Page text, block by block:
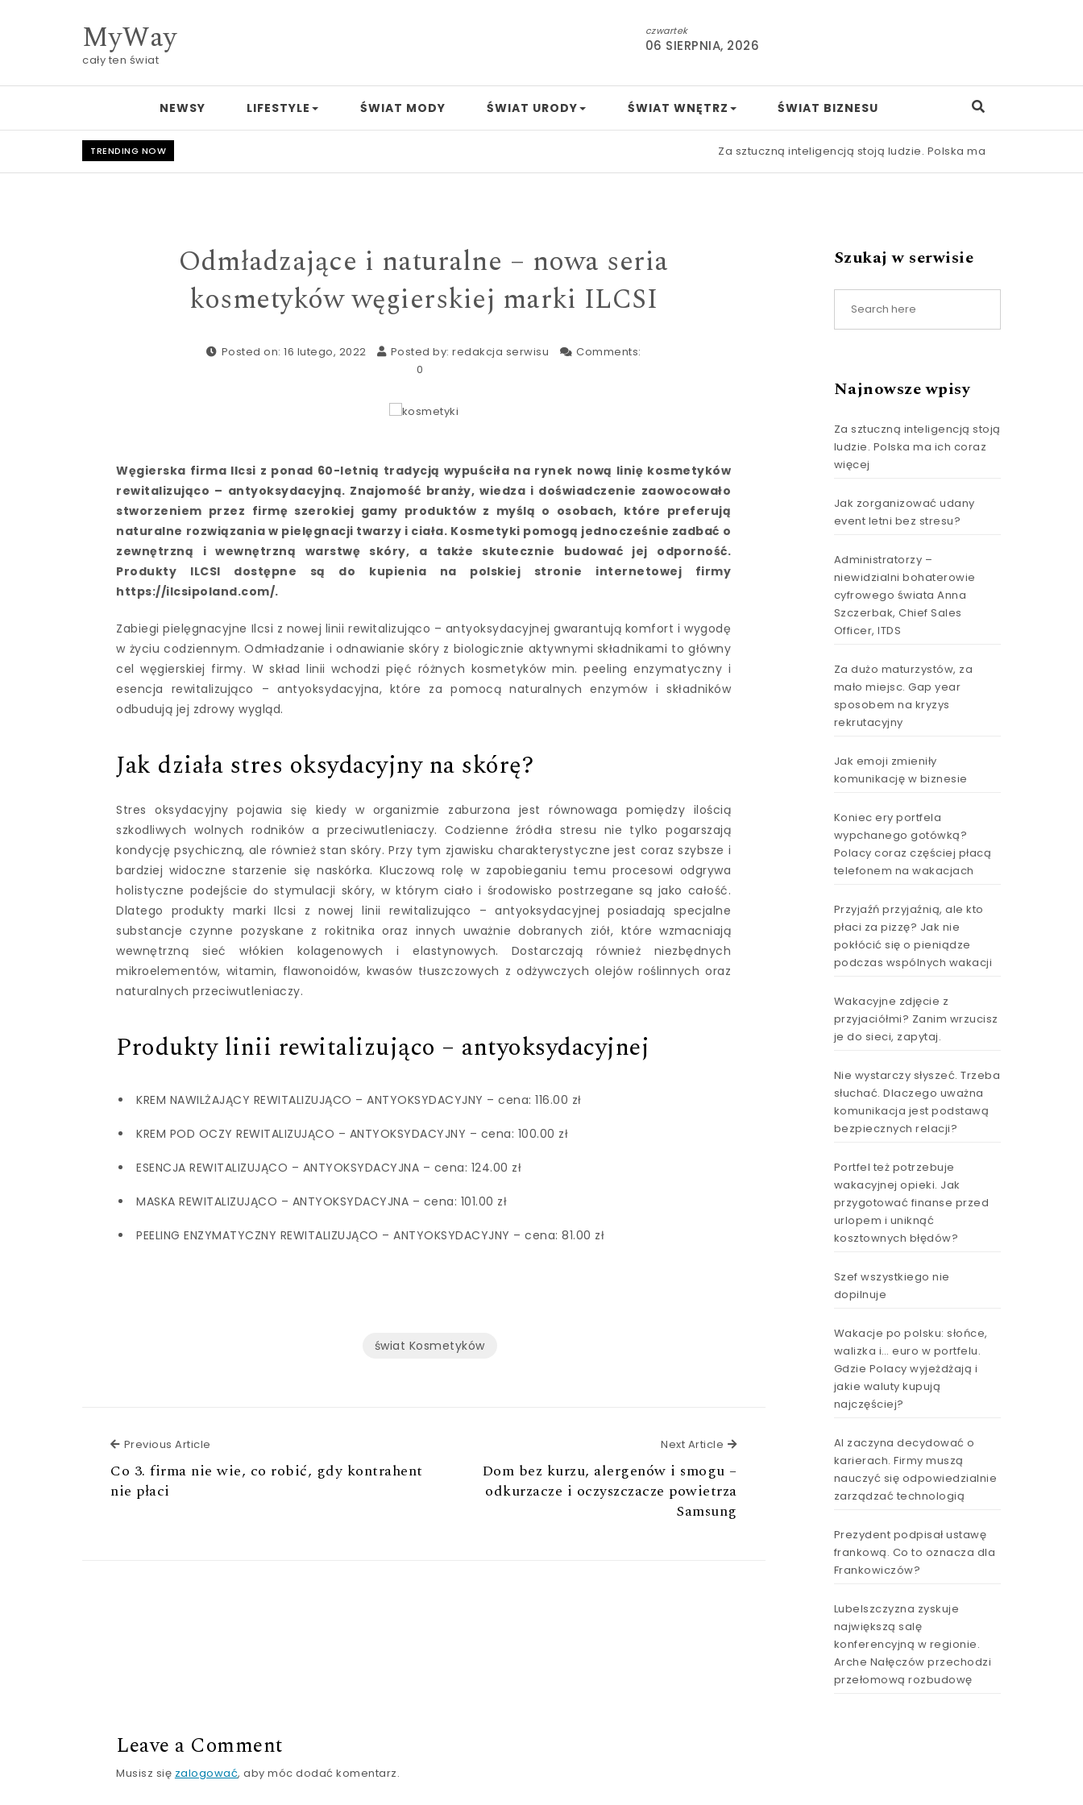
MyWay
cały ten świat
czwartek
06 SIERPNIA, 2026
NEWSY LIFESTYLE ŚWIAT MODY ŚWIAT URODY ŚWIAT WNĘTRZ ŚWIAT BIZNESU
TRENDING NOW Za sztuczną inteligencją stoją ludzie. Polska ma ich coraz więcej
Odmładzające i naturalne – nowa seria
kosmetyków węgierskiej marki ILCSI
Posted on: 16 lutego, 2022 Posted by: redakcja serwisu
Comments:
0
Węgierska firma Ilcsi z ponad 60-letnią tradycją wypuściła na rynek nową linię kosmetyków
rewitalizująco – antyoksydacyjną. Znajomość branży, wiedza i doświadczenie zaowocowało
stworzeniem przez firmę szerokiej gamy produktów z myślą o osobach, które preferują
naturalne rozwiązania w pielęgnacji twarzy i ciała. Kosmetyki pomogą jednocześnie zadbać o
zewnętrzną i wewnętrzną warstwę skóry, a także skutecznie budować jej odporność.
Produkty ILCSI dostępne są do kupienia na polskiej stronie internetowej firmy
https://ilcsipoland.com/.
Zabiegi pielęgnacyjne Ilcsi z nowej linii rewitalizująco – antyoksydacyjnej gwarantują komfort i wygodę
w życiu codziennym. Odmładzanie i odnawianie skóry z biologicznie aktywnymi składnikami to główny
cel węgierskiej firmy. W skład linii wchodzi pięć różnych kosmetyków min. peeling enzymatyczny i
esencja rewitalizująco – antyoksydacyjna, które za pomocą naturalnych enzymów i składników
odbudują jej zdrowy wygląd.
Jak działa stres oksydacyjny na skórę?
Stres oksydacyjny pojawia się kiedy w organizmie zaburzona jest równowaga pomiędzy ilością
szkodliwych wolnych rodników a przeciwutleniaczy. Codzienne źródła stresu nie tylko pogarszają
kondycję psychiczną, ale również stan skóry. Przy tym zjawisku charakterystyczne jest coraz szybsze i
bardziej widoczne starzenie się naskórka. Kluczową rolę w zapobieganiu temu procesowi odgrywa
holistyczne podejście do stymulacji skóry, w którym ciało i środowisko postrzegane są jako całość.
Dlatego produkty marki Ilcsi z nowej linii rewitalizująco – antyoksydacyjnej posiadają specjalne
substancje czynne pozyskane z rokitnika oraz innych uważnie dobranych ziół, które wzmacniają
wewnętrzną sieć włókien kolagenowych i elastynowych. Dostarczają również niezbędnych
mikroelementów, witamin, flawonoidów, kwasów tłuszczowych z odżywczych olejów roślinnych oraz
naturalnych przeciwutleniaczy.
Produkty linii rewitalizująco – antyoksydacyjnej
KREM NAWILŻAJĄCY REWITALIZUJĄCO – ANTYOKSYDACYJNY – cena: 116.00 zł
KREM POD OCZY REWITALIZUJĄCO – ANTYOKSYDACYJNY – cena: 100.00 zł
ESENCJA REWITALIZUJĄCO – ANTYOKSYDACYJNA – cena: 124.00 zł
MASKA REWITALIZUJĄCO – ANTYOKSYDACYJNA – cena: 101.00 zł
PEELING ENZYMATYCZNY REWITALIZUJĄCO – ANTYOKSYDACYJNY – cena: 81.00 zł
świat Kosmetyków
Previous Article
Co 3. firma nie wie, co robić, gdy kontrahent
nie płaci
Next Article Next Article
Dom bez kurzu, alergenów i smogu –
odkurzacze i oczyszczacze powietrza
Samsung
Leave a Comment
Musisz się zalogować, aby móc dodać komentarz.
Szukaj w serwisie
Najnowsze wpisy
Za sztuczną inteligencją stoją
ludzie. Polska ma ich coraz
więcej
Jak zorganizować udany
event letni bez stresu?
Administratorzy –
niewidzialni bohaterowie
cyfrowego świata Anna
Szczerbak, Chief Sales
Officer, ITDS
Za dużo maturzystów, za
mało miejsc. Gap year
sposobem na kryzys
rekrutacyjny
Jak emoji zmieniły
komunikację w biznesie
Koniec ery portfela
wypchanego gotówką?
Polacy coraz częściej płacą
telefonem na wakacjach
Przyjaźń przyjaźnią, ale kto
płaci za pizzę? Jak nie
pokłócić się o pieniądze
podczas wspólnych wakacji
Wakacyjne zdjęcie z
przyjaciółmi? Zanim wrzucisz
je do sieci, zapytaj.
Nie wystarczy słyszeć. Trzeba
słuchać. Dlaczego uważna
komunikacja jest podstawą
bezpiecznych relacji?
Portfel też potrzebuje
wakacyjnej opieki. Jak
przygotować finanse przed
urlopem i uniknąć
kosztownych błędów?
Szef wszystkiego nie
dopilnuje
Wakacje po polsku: słońce,
walizka i… euro w portfelu.
Gdzie Polacy wyjeżdżają i
jakie waluty kupują
najczęściej?
AI zaczyna decydować o
karierach. Firmy muszą
nauczyć się odpowiedzialnie
zarządzać technologią
Prezydent podpisał ustawę
frankową. Co to oznacza dla
Frankowiczów?
Lubelszczyzna zyskuje
największą salę
konferencyjną w regionie.
Arche Nałęczów przechodzi
przełomową rozbudowę